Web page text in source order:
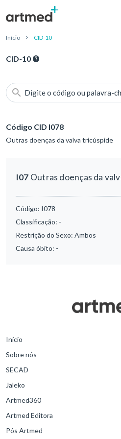
Início CID-10
CID-10
Digite o código ou palavra-
Código CID I078
Outras doenças da valva tricúspide
I07 Outras doenças da
Código: I078
Classificação: -
Restrição do Sexo: Ambos
Causa óbito: -
Início
Sobre nós
SECAD
Jaleko
Artmed360
Artmed Editora
Pós Artmed